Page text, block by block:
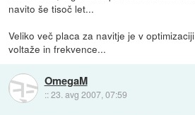
navito še tisoč let...
Veliko več placa za navitje je v
voltaže in frekvence...
OmegaM
::23. avg 2007, 07:59